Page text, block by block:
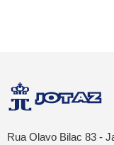
Rua Olavo Bilac 83 -